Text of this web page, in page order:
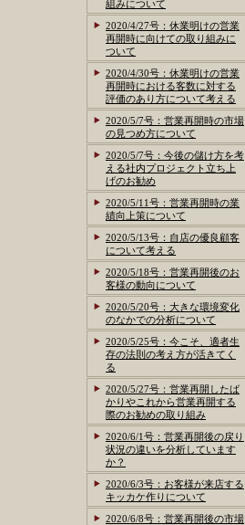
組みについて
2020/4/27号：休業明けの営業
再開時に向けての取り組みに
ついて
2020/4/30号：休業明けの営業
再開時における客数に対する
評価のあり方について考える
2020/5/7号：営業再開時の市場
の見つめ方について
2020/5/7号：今後の儲け方を考
える社内プロジェクト立ち上
げのお勧め
2020/5/11号：営業再開時の業
績向上策について
2020/5/13号：自店の優良顧客
について考える
2020/5/18号：営業再開後のお
客様の動向について
2020/5/20号：大きな環境変化
のなかでの分析について
2020/5/25号：今こそ、適者生
存の法則の考え方が活きてく
る
2020/5/27号：営業再開したば
かりやこれから営業再開する
際のお勧めの取り組み
2020/6/1号：営業再開後の戻り
状況の違いを分析しています
か？
2020/6/3号：お客様が来店する
キッカケ作りについて
2020/6/8号：営業再開後の市場